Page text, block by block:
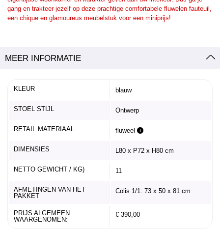
gang en trakteer jezelf op deze prachtige comfortabele fluwelen fauteuil,
een chique en glamoureus meubelstuk voor een miniprijs!
MEER INFORMATIE
KLEUR blauw
STOEL STIJL Ontwerp
RETAIL MATERIAAL fluweel
DIMENSIES L80 x P72 x H80 cm
NETTO GEWICHT / KG) 11
AFMETINGEN VAN HET
PAKKET
Colis 1/1: 73 x 50 x 81 cm
PRIJS ALGEMEEN
WAARGENOMEN:
€ 390,00